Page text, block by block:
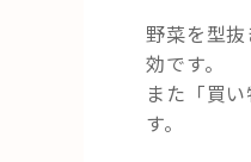
野菜を型
効です。
また「買
す。